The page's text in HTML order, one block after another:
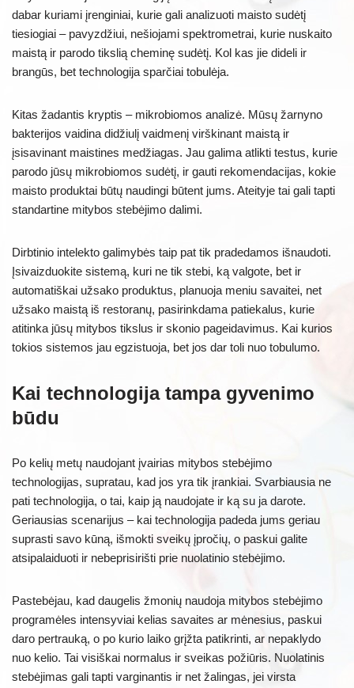
dabar kuriami įrenginiai, kurie gali analizuoti maisto sudėtį
tiesiogiai – pavyzdžiui, nešiojami spektrometrai, kurie nuskaito
maistą ir parodo tikslią cheminę sudėtį. Kol kas jie dideli ir
brangūs, bet technologija sparčiai tobulėja.
Kitas žadantis kryptis – mikrobiomos analizė. Mūsų žarnyno
bakterijos vaidina didžiulį vaidmenį virškinant maistą ir
įsisavinant maistines medžiagas. Jau galima atlikti testus, kurie
parodo jūsų mikrobiomos sudėtį, ir gauti rekomendacijas, kokie
maisto produktai būtų naudingi būtent jums. Ateityje tai gali tapti
standartine mitybos stebėjimo dalimi.
Dirbtinio intelekto galimybės taip pat tik pradedamos išnaudoti.
Įsivaizduokite sistemą, kuri ne tik stebi, ką valgote, bet ir
automatiškai užsako produktus, planuoja meniu savaitei, net
užsako maistą iš restoranų, pasirinkdama patiekalus, kurie
atitinka jūsų mitybos tikslus ir skonio pageidavimus. Kai kurios
tokios sistemos jau egzistuoja, bet jos dar toli nuo tobulumo.
Kai technologija tampa gyvenimo
būdu
Po kelių metų naudojant įvairias mitybos stebėjimo
technologijas, supratau, kad jos yra tik įrankiai. Svarbiausia ne
pati technologija, o tai, kaip ją naudojate ir ką su ja darote.
Geriausias scenarijus – kai technologija padeda jums geriau
suprasti savo kūną, išmokti sveikų įpročių, o paskui galite
atsipalaiduoti ir nebeprisirišti prie nuolatinio stebėjimo.
Pastebėjau, kad daugelis žmonių naudoja mitybos stebėjimo
programėles intensyviai kelias savaites ar mėnesius, paskui
daro pertrauką, o po kurio laiko grįžta patikrinti, ar nepaklydo
nuo kelio. Tai visiškai normalus ir sveikas požiūris. Nuolatinis
stebėjimas gali tapti varginantis ir net žalingas, jei virsta